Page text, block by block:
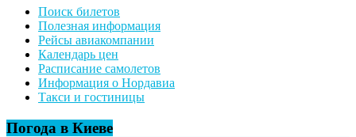
Поиск билетов
Полезная информация
Рейсы авиакомпании
Календарь цен
Расписание самолетов
Информация о Нордавиа
Такси и гостиницы
Погода в Киеве